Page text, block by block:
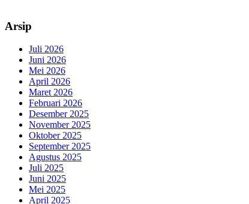
Arsip
Juli 2026
Juni 2026
Mei 2026
April 2026
Maret 2026
Februari 2026
Desember 2025
November 2025
Oktober 2025
September 2025
Agustus 2025
Juli 2025
Juni 2025
Mei 2025
April 2025